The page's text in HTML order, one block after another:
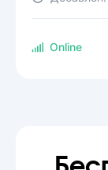
Online